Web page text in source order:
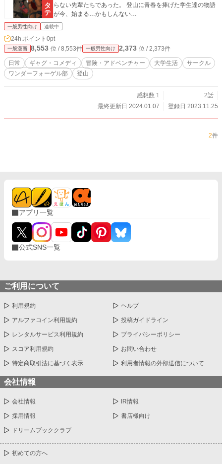
らない先輩たちであった。 登山に青春を捧げた学生達の物語
が今、始まる…かもしんない…
一般男性向け 連載中
24h.ポイント 0pt
一般漫画 8,553 位 / 8,553件 一般男性向け 2,373 位 / 2,373件
日常 ギャグ・コメディ 冒険・アドベンチャー 大学生活
サークル
ワンダーフォーゲル部
登山
感想数 1
2話
最終更新日 2024.01.07
登録日 2023.11.25
2件
アプリ一覧
公式SNS一覧
ご利用について
利用規約 ヘルプ
アルファコイン利用規約 投稿ガイドライン
レンタルサービス利用規約 プライバシーポリシー
スコア利用規約 お問い合わせ
特定商取引法に基づく表示 利用者情報の外部送信について
会社情報
会社情報 IR情報
採用情報 書店様向け
ドリームブッククラブ
初めての方へ